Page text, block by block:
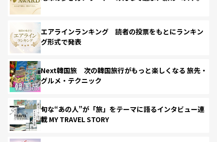
エアラインランキング 読者の投票をもとにランキン
グ形式で発表
Next韓国旅 次の韓国旅行がもっと楽しくなる 旅先・
グルメ・テクニック
旬な“あの人”が「旅」をテーマに語るインタビュー連
載 MY TRAVEL STORY